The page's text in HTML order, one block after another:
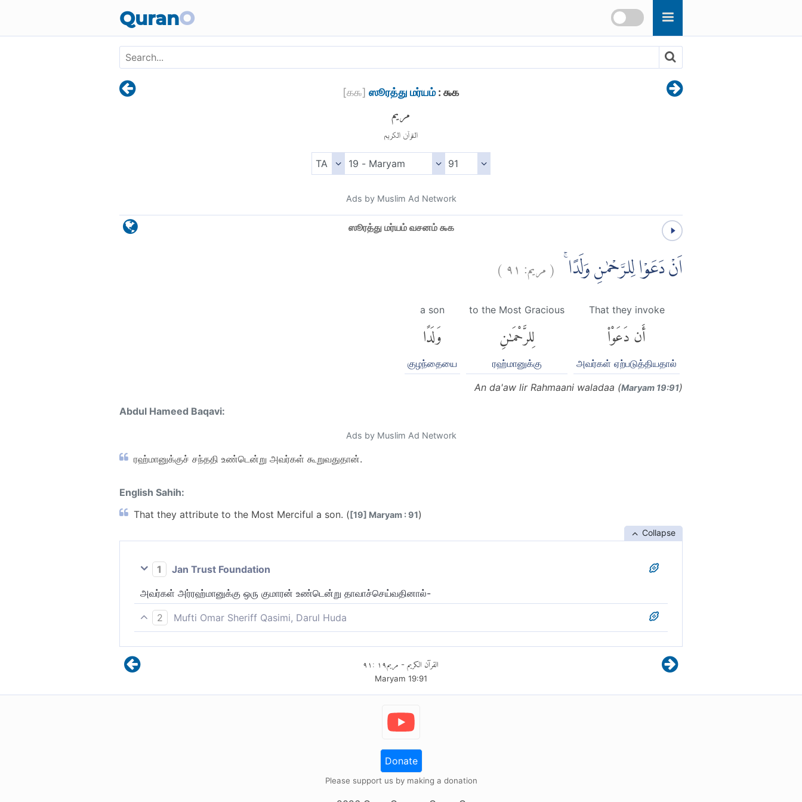
QuranO
[௧௯] ஸூரத்து மர்யம்: ௯௧
مريم
القرآن الكريم
Ads by Muslim Ad Network
ஸூரத்து மர்யம் வசனம் ௯௧
اَنْ دَعَوْا لِلرَّحْمٰنِ وَلَدًا ۚ (مريم: ٩١)
That they invoke
أَن دَعَوْا۟
அவர்கள் ஏற்படுத்தியதால்
to the Most Gracious
لِلرَّحْمَٰنِ
ரஹ்மானுக்கு
a son
وَلَدًا
குழந்தையை
An da'aw lir Rahmaani waladaa (Maryam 19:91)
Abdul Hameed Baqavi:
Ads by Muslim Ad Network
ரஹ்மானுக்குச் சந்ததி உண்டென்று அவர்கள் கூறுவதுதான்.
English Sahih:
That they attribute to the Most Merciful a son. ([19] Maryam : 91)
Collapse
1
Jan Trust Foundation
அவர்கள் அர்ரஹ்மானுக்கு ஒரு குமாரன் உண்டென்று தாவாச்செய்வதினால்-
2
Mufti Omar Sheriff Qasimi, Darul Huda
القرآن الكريم - مريم١٩ :٩١
Maryam 19:91
Donate
Please support us by making a donation